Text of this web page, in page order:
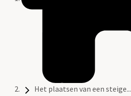
Het plaatsen van een steige...